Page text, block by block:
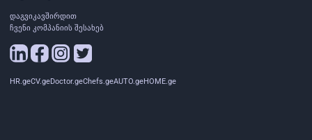
დაგვიკავშირდით
ჩვენი კომპანიის შესახებ
HR.geCV.geDoctor.geChefs.geAUTO.geHOME.ge